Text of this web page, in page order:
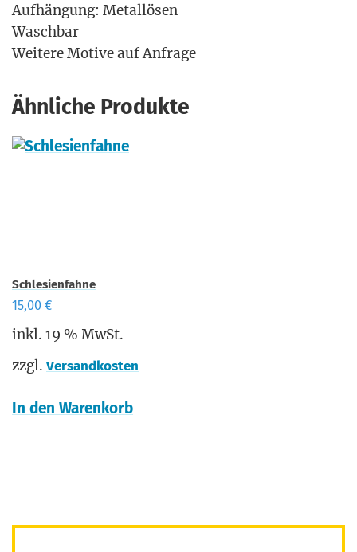
Auf­hän­gung: Metallösen
Waschbar
Wei­te­re Moti­ve auf Anfrage
Ähnliche Produkte
Schlesienfahne
15,00 €
inkl. 19 % MwSt.
zzgl. Versandkosten
In den Warenkorb